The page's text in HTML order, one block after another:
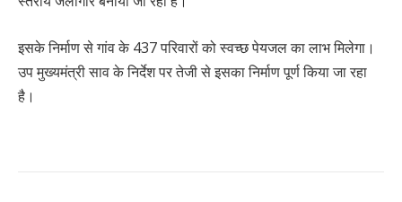
इसके निर्माण से गांव के 437 परिवारों को स्वच्छ पेयजल का लाभ मिलेगा।
उप मुख्यमंत्री साव के निर्देश पर तेजी से इसका निर्माण पूर्ण किया जा रहा
है।